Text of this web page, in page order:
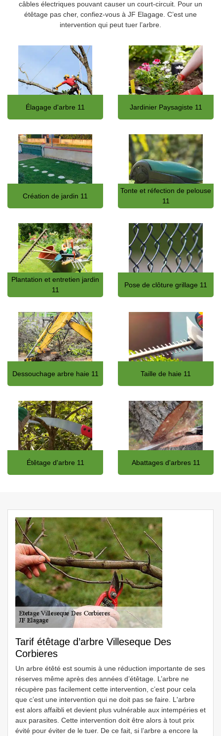
câbles électriques pouvant causer un court-circuit. Pour un
étêtage pas cher, confiez-vous à JF Elagage. C’est une
intervention qui peut tuer l’arbre.
Élagage d'arbre 11 Jardinier Paysagiste 11
Création de jardin 11
Tonte et réfection de pelouse
11
Plantation et entretien jardin
11
Pose de clôture grillage 11
Dessouchage arbre haie 11 Taille de haie 11
Étêtage d'arbre 11 Abattages d'arbres 11
Tarif étêtage d’arbre Villeseque Des
Corbieres
Un arbre étêté est soumis à une réduction importante de ses
réserves même après des années d’étêtage. L’arbre ne
récupère pas facilement cette intervention, c’est pour cela
que c’est une intervention qui ne doit pas se faire. L'arbre
est alors affaibli et devient plus vulnérable aux intempéries et
aux parasites. Cette intervention doit être alors à tout prix
évité pour éviter de le tuer. De ce fait, si l’arbre a encore la